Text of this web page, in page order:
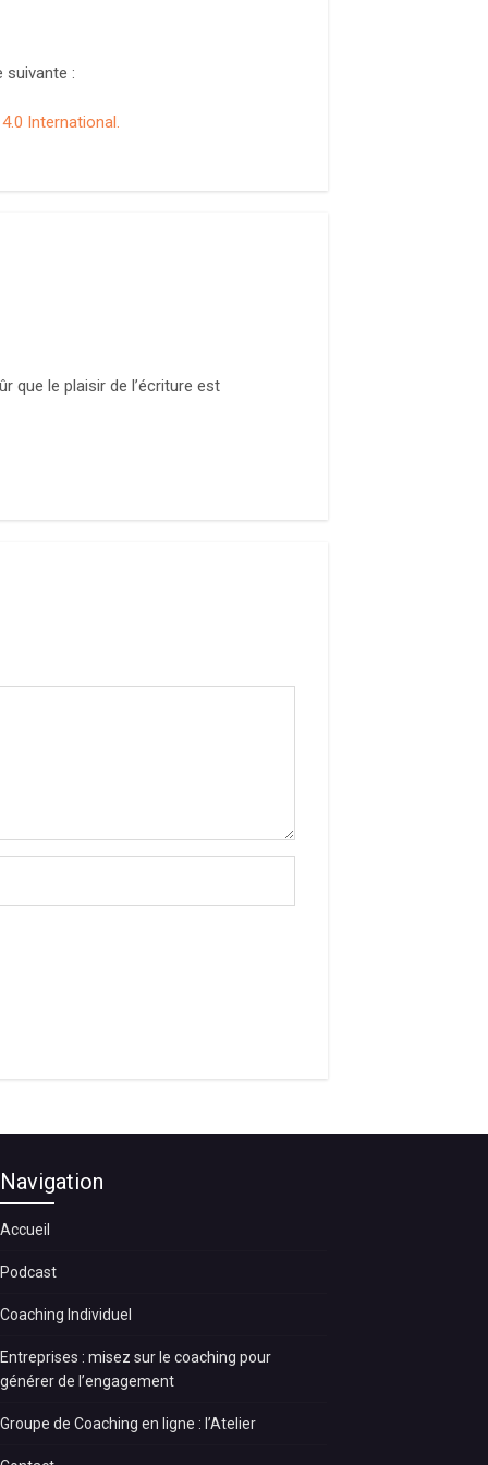
:
International.
que le plaisir de l’écriture est
Navigation
Accueil
Podcast
Coaching Individuel
Entreprises : misez sur le coaching pour
générer de l’engagement
Groupe de Coaching en ligne : l’Atelier